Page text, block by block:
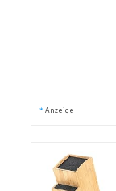
* Anzeige